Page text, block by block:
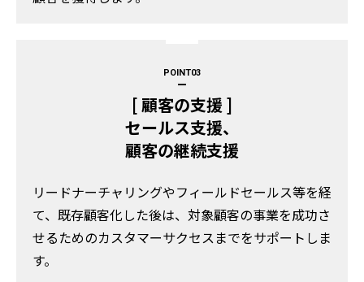
POINT
[ 顧客の支援 ]
セールス支援、
顧客の継続支援
リードナーチャリングやフィールドセールス等を経
て、既存顧客化した後は、対象顧客の事業を成功さ
せるためのカスタマーサクセスまでをサポートしま
す。​